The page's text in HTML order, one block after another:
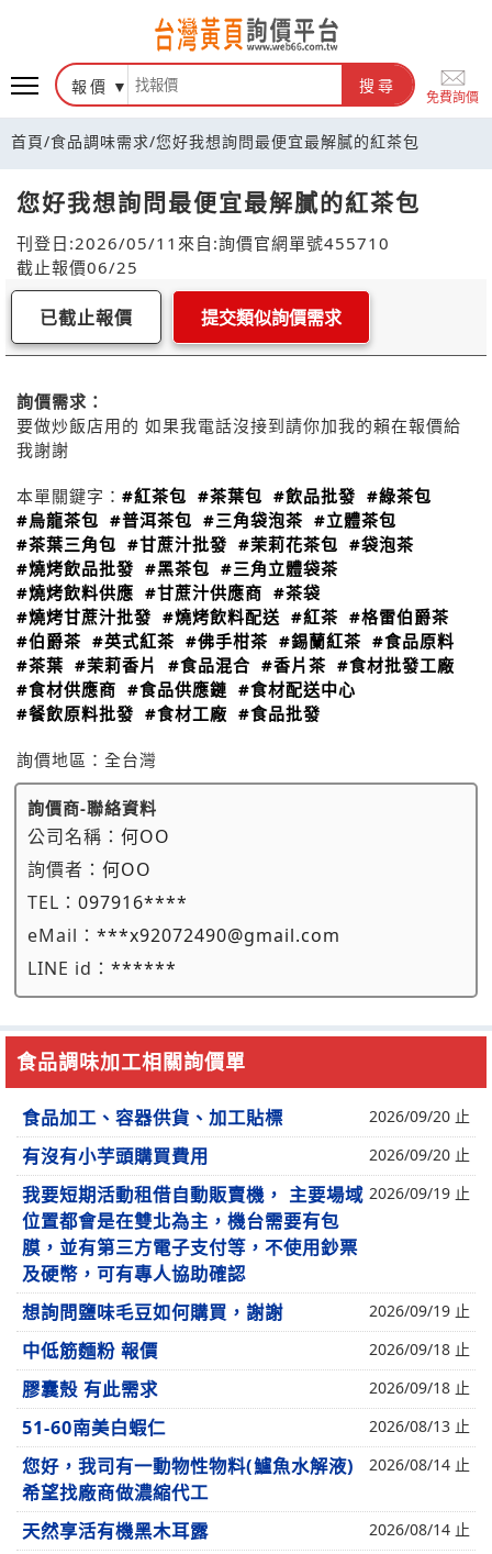
報價 搜尋
免費詢價
首頁/食品調味需求/您好我想詢問最便宜最解膩的紅茶包
您好我想詢問最便宜最解膩的紅茶包
刊登日:2026/05/11 來自:詢價官網單號455710
截止報價06/25
已截止報價 提交類似詢價需求
詢價需求：
要做炒飯店用的 如果我電話沒接到請你加我的賴在報價給
我謝謝
本單關鍵字： #紅茶包 #茶葉包 #飲品批發 #綠茶包
#烏龍茶包 #普洱茶包 #三角袋泡茶 #立體茶包
#茶葉三角包 #甘蔗汁批發 #茉莉花茶包 #袋泡茶
#燒烤飲品批發 #黑茶包 #三角立體袋茶
#燒烤飲料供應 #甘蔗汁供應商 #茶袋
#燒烤甘蔗汁批發 #燒烤飲料配送 #紅茶 #格雷伯爵茶
#伯爵茶 #英式紅茶 #佛手柑茶 #錫蘭紅茶 #食品原料
#茶葉 #茉莉香片 #食品混合 #香片茶 #食材批發工廠
#食材供應商 #食品供應鏈 #食材配送中心
#餐飲原料批發 #食材工廠 #食品批發
詢價地區： 全台灣
詢價商-聯絡資料
公司名稱： 何OO
詢價者： 何OO
TEL： 097916****
eMail： ***x92072490@gmail.com
LINE id： ******
食品調味加工相關詢價單
食品加工、容器供貨、加工貼標 2026/09/20 止
有沒有小芋頭購買費用 2026/09/20 止
我要短期活動租借自動販賣機， 主要場域
位置都會是在雙北為主，機台需要有包
膜，並有第三方電子支付等，不使用鈔票
及硬幣，可有專人協助確認
2026/09/19 止
想詢問鹽味毛豆如何購買，謝謝 2026/09/19 止
中低筋麵粉 報價 2026/09/18 止
膠囊殼 有此需求 2026/09/18 止
51-60南美白蝦仁 2026/08/13 止
您好，我司有一動物性物料(鱸魚水解液)
希望找廠商做濃縮代工
2026/08/14 止
天然享活有機黑木耳露 2026/08/14 止